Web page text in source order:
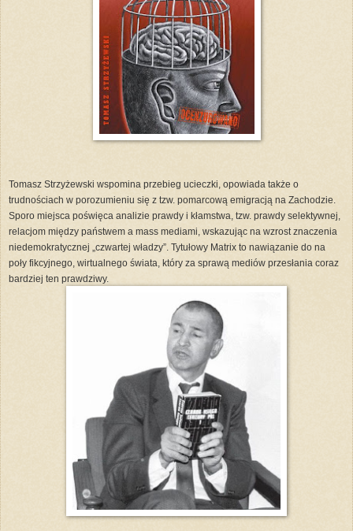
Tomasz Strzyżewski wspomina przebieg ucieczki, opowiada także o
trudnościach w porozumieniu się z tzw. pomarcową emigracją na Zachodzie.
Sporo miejsca poświęca analizie prawdy i kłamstwa, tzw. prawdy selektywnej,
relacjom między państwem a mass mediami, wskazując na wzrost znaczenia
niedemokratycznej „czwartej władzy”. Tytułowy Matrix to nawiązanie do na
poły fikcyjnego, wirtualnego świata, który za sprawą mediów przesłania coraz
bardziej ten prawdziwy.